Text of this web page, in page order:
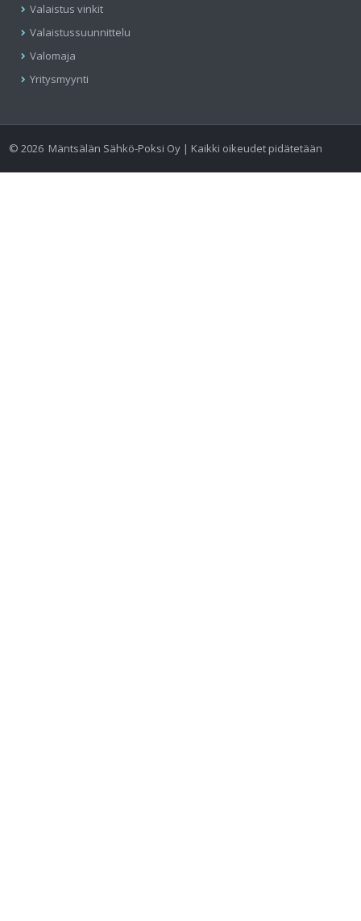
Valaistus vinkit
Valaistussuunnittelu
Valomaja
Yritysmyynti
©2026 Mäntsälän Sähkö-Poksi Oy | Kaikki oikeudet pidätetään